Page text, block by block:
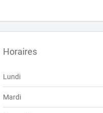
Horaires
Lundi
Mardi